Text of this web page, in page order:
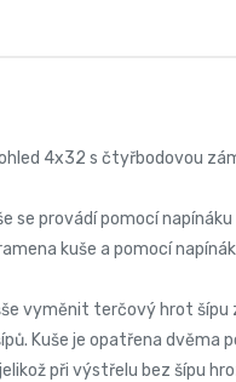
4x32 s čtyřbodovou
se provádí pomocí
kuše a pomocí
vyměnit terčový hrot
Kuše je opatřena dvěma
při výstřelu bez šípu